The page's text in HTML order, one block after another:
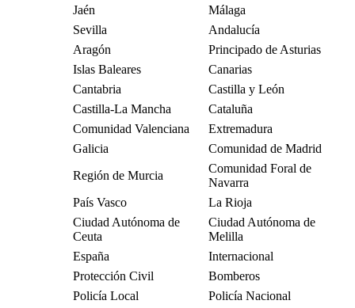
Jaén
Málaga
Sevilla
Andalucía
Aragón
Principado de Asturias
Islas Baleares
Canarias
Cantabria
Castilla y León
Castilla-La Mancha
Cataluña
Comunidad Valenciana
Extremadura
Galicia
Comunidad de Madrid
Región de Murcia
Comunidad Foral de
Navarra
País Vasco
La Rioja
Ciudad Autónoma de
Ceuta
Ciudad Autónoma de
Melilla
España
Internacional
Protección Civil
Bomberos
Policía Local
Policía Nacional